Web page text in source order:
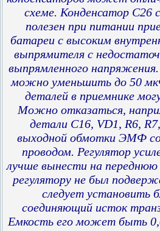
схеме. Конденсатор С26
полезен при питании
батареи с высоким
выпрямителя с
выпрямленного
можно уменьшить до 50
деталей в приемнике
Можно отказаться,
детали С16, VD1, R6,
выходной обмотки ЭМФ
проводом. Регулятор
лучше вынести на
регулятору не был
следует установить
соединяющий исток
Емкость его может быть